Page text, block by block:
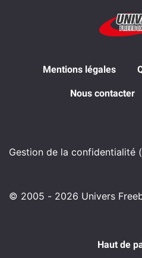
Mentions légales
Nous contacter
Gestion de la confidentialité
© 2005 - 2026 Univers
Haut de